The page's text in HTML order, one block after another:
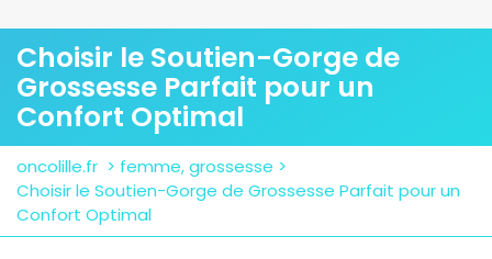
Choisir le Soutien-Gorge de
Grossesse Parfait pour un
Confort Optimal
oncolille.fr > femme,grossesse >
Choisir le Soutien-Gorge de Grossesse Parfait pour un
Confort Optimal